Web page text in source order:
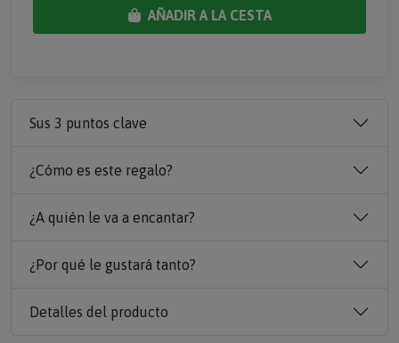
AÑADIR A LA CESTA
Sus 3 puntos clave
¿Cómo es este regalo?
¿A quién le va a encantar?
¿Por qué le gustará tanto?
Detalles del producto